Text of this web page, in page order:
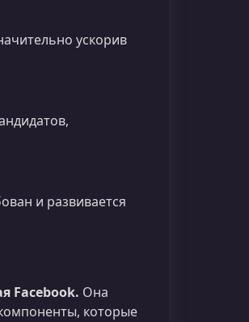
ускорив
и развивается
Facebook. Она
которые